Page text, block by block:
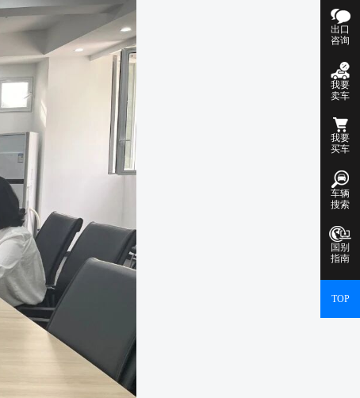
出口
咨询
我要
卖车
我要
买车
车辆
搜索
国别
指南
TOP